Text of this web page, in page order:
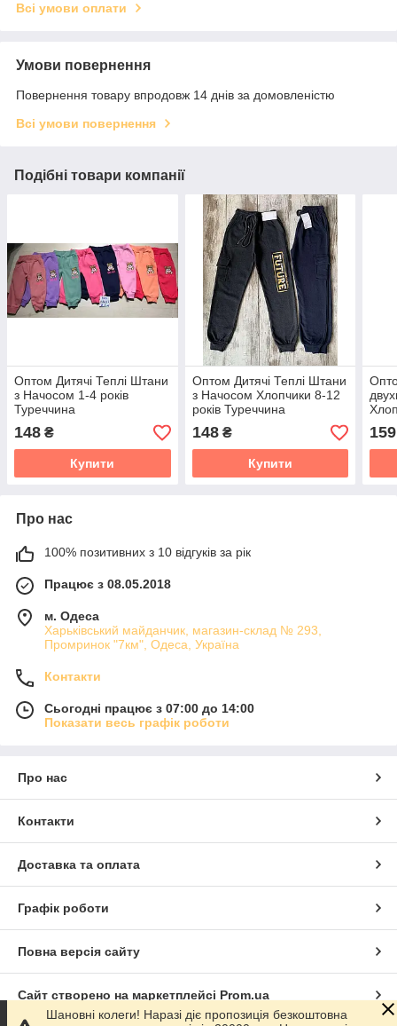
Всі умови оплати
Умови повернення
Повернення товару впродовж 14 днів за домовленістю
Всі умови повернення
Подібні товари компанії
Оптом Дитячі Теплі Штани
з Начосом 1-4 років
Туреччина
148 ₴
Купити
Оптом Дитячі Теплі Штани
з Начосом Хлопчики 8-12
років Туреччина
148₴
Купити
Про нас
100% позитивних з 10 відгуків за рік
Працює з 08.05.2018
м. Одеса
Харьківський майданчик, магазин-склад № 293,
Промринок "7км", Одеса, Україна
Контакти
Сьогодні працює з 07:00 до 14:00
Показати весь графік роботи
Про нас
Контакти
Доставка та оплата
Графік роботи
Повна версія сайту
Сайт створено на маркетплейсі Prom.ua
Шановні колеги! Наразі діє пропозиція безкоштовна